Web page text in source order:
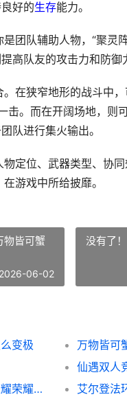
好的生存能力。
团队辅助人物，“聚灵
高队友的攻击力和防御
在狭窄地形的战斗中
击。而在开阔场地，则
队进行集火输出。
定位、武器类型、协
游戏中所给披靡。
物皆可蟹
2026-06-02
没有了！
变极
仙遇双人
打王者荣耀荣耀有哪些策略技能 王者荣耀荣耀之章命运篇